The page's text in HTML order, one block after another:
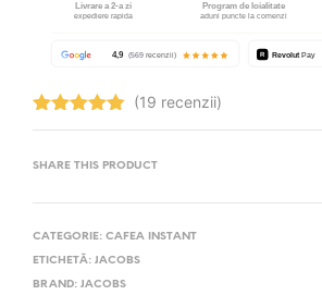
Evaluat la
din 5
(19 recenzii)
SHARE THIS PRODUCT
CATEGORIE: CAFEA INSTANT
ETICHETĂ: JACOBS
BRAND: JACOBS